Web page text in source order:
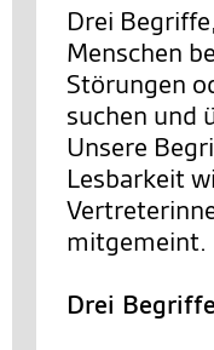
Drei
Menschen
Störungen
suchen und
Unsere
Lesbarkeit
mitgemeint.
Drei